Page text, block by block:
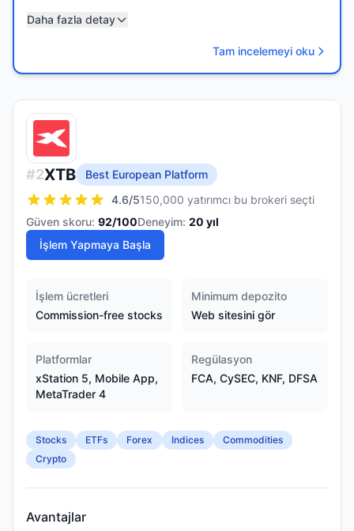
Daha fazla detay
Tam incelemeyi oku
#2XTB
Best European Platform
4.6/5150,000 yatırımcı bu brokeri seçti
Güven skoru: 92/100Deneyim: 20 yıl
İşlem Yapmaya Başla
İşlem ücretleri
Commission-free stocks
Minimum depozito
Web sitesini gör
Platformlar
xStation 5, Mobile App,
MetaTrader 4
Regülasyon
FCA, CySEC, KNF, DFSA
Stocks ETFs Forex Indices
Commodities
Crypto
Avantajlar